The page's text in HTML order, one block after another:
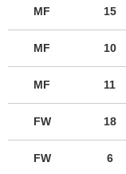
MF 15
MF 10
MF 11
FW 18
FW 6